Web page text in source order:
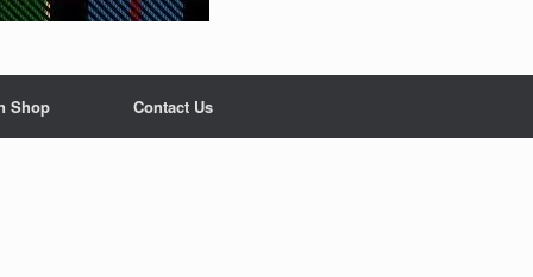
Shop Contact Us